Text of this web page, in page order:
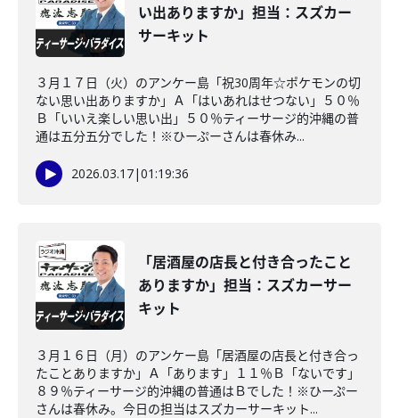
い出ありますか」担当：スズカー
サーキット
３月１７日（火）のアンケー島「祝30周年☆ポケモンの切
ない思い出ありますか」Ａ「はいあれはせつない」５０％
Ｂ「いいえ楽しい思い出」５０％ティーサージ的沖縄の普
通は五分五分でした！※ひーぷーさんは春休み...
2026.03.17|01:19:36
「居酒屋の店長と付き合ったこと
ありますか」担当：スズカーサー
キット
３月１６日（月）のアンケー島「居酒屋の店長と付き合っ
たことありますか」Ａ「あります」１１％Ｂ「ないです」
８９％ティーサージ的沖縄の普通はＢでした！※ひーぷー
さんは春休み。今日の担当はスズカーサーキット...